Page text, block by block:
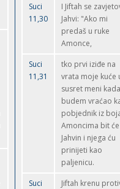
Suci
11,30
I Jiftah se
Jahvi: "Ako mi
predaš u ruke
Amonce,
Suci
11,31
tko prvi iziđe na
vrata moje kuće
susret meni
budem vraćao
pobjednik iz
Amoncima bit će
Jahvin i njega ću
prinijeti kao
paljenicu.
Suci
Jiftah krenu